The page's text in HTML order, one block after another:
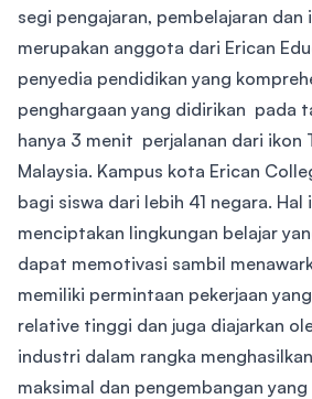
segi pengajaran, pembelajaran dan
merupakan anggota dari Erican
penyedia pendidikan yang
penghargaan yang didirikan pada
hanya 3 menit perjalanan dari ikon
Malaysia. Kampus kota Erican
bagi siswa dari lebih 41 negara.
menciptakan lingkungan belajar
dapat memotivasi sambil
memiliki permintaan pekerjaan
relative tinggi dan juga diajarkan
industri dalam rangka
maksimal dan pengembangan